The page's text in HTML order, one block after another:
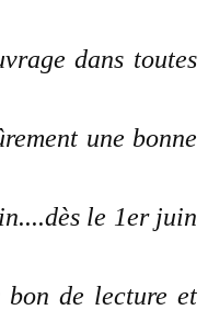
dans toutes
une bonne
le 1er juin
de lecture et